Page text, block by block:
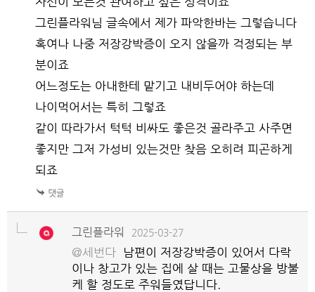
그린플라워님 글속에서 제가 파악한바는 그렇습니다
혹여나 나중 저장강박증이 오지 않을까 걱정되는 부
분이죠
어느정도는 아내한테 맡기고 내비두어야 하는데
나이먹어서는 특히 그렇죠
같이 따라가서 턱턱 비싸도 좋은것 골라주고 사주면
좋지만 그저 가성비 있는것만 찾음 오히려 피곤하게
되죠
그린플라워 2025-03-27
@세번다
남편이 저장강박증이 있어서 다락
이나 창고가 있는 집에 살 때는 고물상을 방불
케 할 정도로 주워들였답니다.